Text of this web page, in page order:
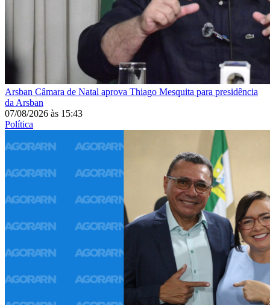
Arsban Câmara de Natal aprova Thiago Mesquita para presidência
da Arsban
07/08/2026 às 15:43
Política